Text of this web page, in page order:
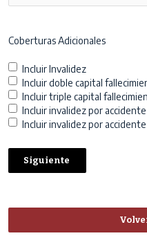
Coberturas Adicionales
Incluir Invalidez
Incluir doble capital
Incluir triple capital
Incluir invalidez por accidente
Incluir invalidez por